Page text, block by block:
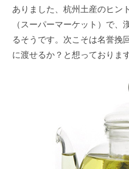
ありました、杭州土産のヒン
（スーパーマーケット）で
るそうです。次こそは名誉挽
に渡せるか？と想っております